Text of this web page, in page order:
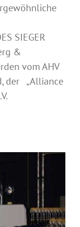
SIEGER
&
vom AHV
der „Alliance